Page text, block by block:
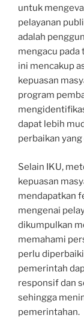
untuk
pelayanan
adalah
mengacu
ini mencakup
kepuasan
program
dapat lebih
perbaikan
Selain IKU,
kepuasan
mendapatkan
mengenai
dikumpulkan
memahami
perlu
pemerintah
responsif dan
sehingga
pemerintahan.